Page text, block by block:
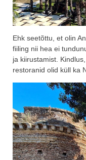
Ehk seetõttu, et olin
fiiling nii hea ei
ja kiirustamist.
restoranid olid küll ka